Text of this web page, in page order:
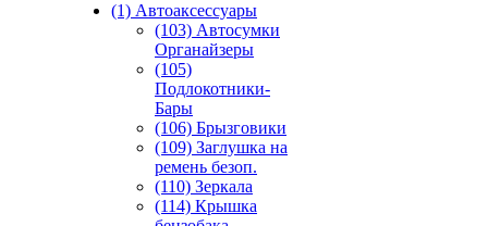
(1) Автоаксессуары
(103) Автосумки
Органайзеры
(105)
Подлокотники-
Бары
(106) Брызговики
(109) Заглушка на
ремень безоп.
(110) Зеркала
(114) Крышка